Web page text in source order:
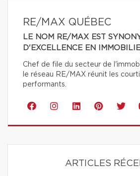
RE/MAX QUÉBEC
LE NOM RE/MAX EST
D'EXCELLENCE EN
Chef de file du secteur de
le réseau RE/MAX réunit les
performants.
ARTICLES